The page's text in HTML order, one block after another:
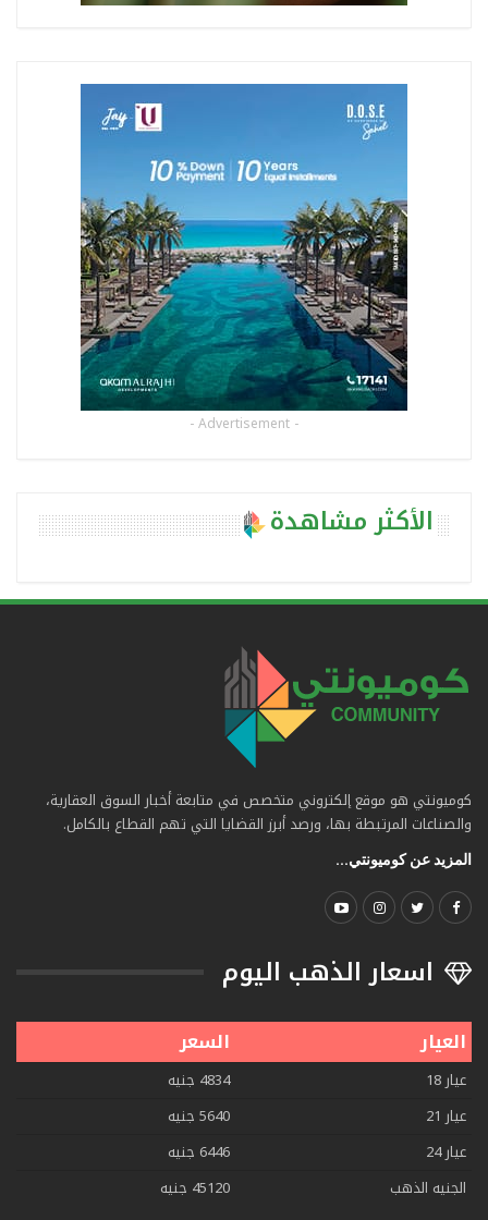
- Advertisement -
الأكثر مشاهدة
كوميونتي هو موقع إلكتروني متخصص في متابعة أخبار السوق العقارية،
والصناعات المرتبطة بها، ورصد أبرز القضايا التي تهم القطاع بالكامل.
المزيد عن كوميونتي...
اسعار الذهب اليوم
العيار السعر
عيار 18
4834 جنيه
عيار 21
5640 جنيه
عيار 24
6446 جنيه
الجنيه الذهب
45120 جنيه